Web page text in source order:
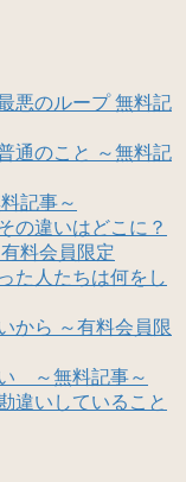
悪のループ 無料記
通のこと ～無料記
記事～
の違いはどこに？
料会員限定
た人たちは何をし
から ～有料会員限
～無料記事～
違いしていること